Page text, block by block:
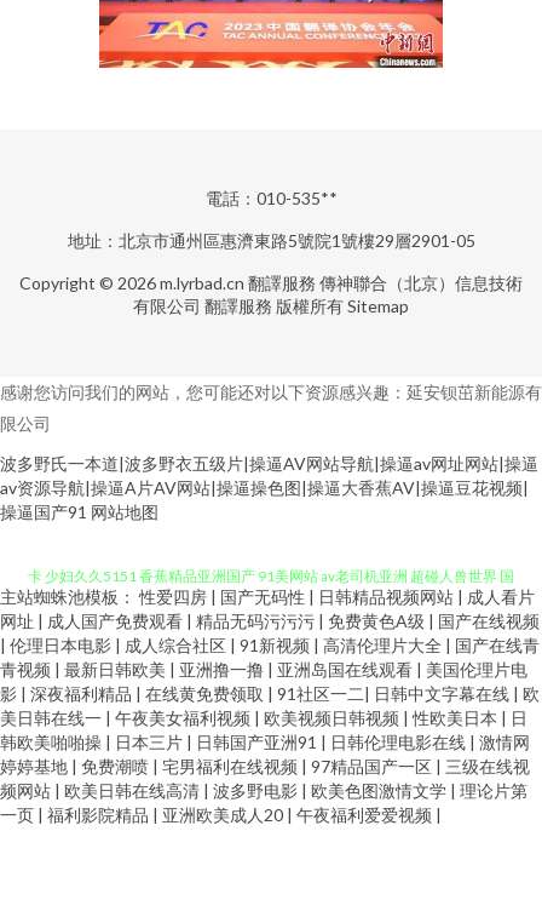
電話：010-535**
地址：北京市通州區惠濟東路5號院1號樓29層2901-05
Copyright © 2026m.lyrbad.cn 翻譯服務 傳神聯合（北京）信息技術
有限公司 翻譯服務 版權所有Sitemap
感谢您访问我们的网站，您可能还对以下资源感兴趣：延安钡茁新能源有
限公司
波多野氏一本道|波多野衣五级片|操逼AV网站导航|操逼av网址网站|操逼
av资源导航|操逼A片AV网站|操逼操色图|操逼大香蕉AV|操逼豆花视频|
操逼国产91 网站地图
色色看片 国产福利网站 www91色天堂 免费久久黄色 欧美亚日韩 日本道a不
永久视频 麻豆性爱AV 欧美色图天堂在线 午夜福利影院在线 91狼友之家 97人
人干人人操 成人音影 久久草2013 人人肏逼 色域91大神 亚洲成人综合网址
AV伊人影院 超碰tv 大香蕉资源共享 久久草香蕉 欧美色网络 日本黄色永久视
频 亚洲变态sm 91大神精选 91蝌蚪 AV午夜激情 超碰夜夜肏 东方四虎 狠狠曰
主站蜘蛛池模板：性爱四房 | 国产无码性 | 日韩精品视频网站 | 成人看片
网址 | 成人国产免费观看 | 精品无码污污污 | 免费黄色A级 | 国产在线视频
| 伦理日本电影 | 成人综合社区 | 91新视频 | 高清伦理片大全 | 国产在线青
青视频 | 最新日韩欧美 | 亚洲撸一撸 | 亚洲岛国在线观看 | 美国伦理片电
影 | 深夜福利精品 | 在线黄免费领取 | 91社区一二| 日韩中文字幕在线 | 欧
美日韩在线一 | 午夜美女福利视频 | 欧美视频日韩视频 |性欧美日本 | 日
韩欧美啪啪操 | 日本三片 | 日韩国产亚洲91 | 日韩伦理电影在线 | 激情网
婷婷基地 | 免费潮喷 | 宅男福利在线视频 | 97精品国产一区 | 三级在线视
频网站 | 欧美日韩在线高清 | 波多野电影 | 欧美色图激情文学 | 理论片第
一页 | 福利影院精品 | 亚洲欧美成人20 | 午夜福利爱爱视频 |